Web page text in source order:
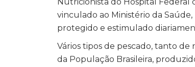
vinculado ao Ministério da
protegido e estimulado
Vários tipos de pescado, tanto
da População Brasileira,